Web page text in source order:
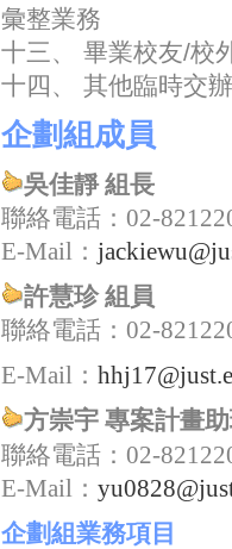
彙整業務
十三、 畢業校友/校
十四、 其他臨時交
企劃組成員
吳佳靜 組長
聯絡電話： 02-
E-Mail：
許慧珍 組員
聯絡電話： 02-
E-Mail：
方崇宇 專案計畫
聯絡電話： 02-
E-Mail：
企劃組業務項目